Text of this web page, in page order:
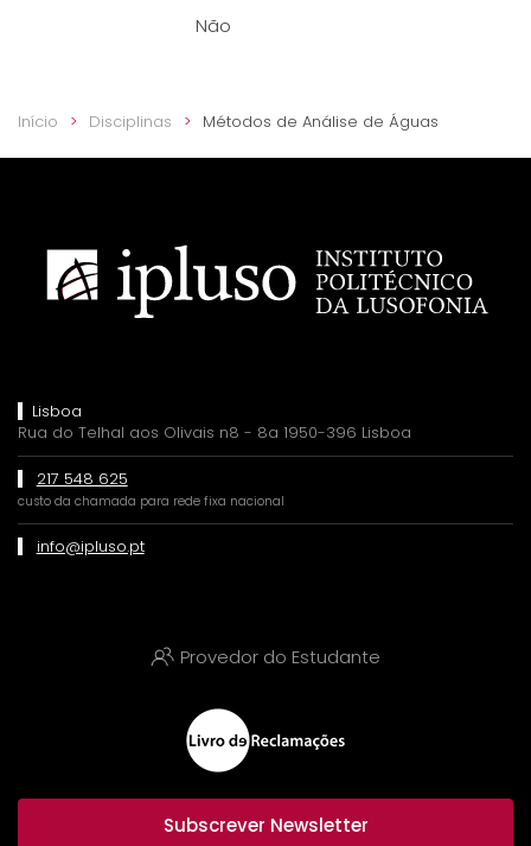
Não
Início Disciplinas Métodos de Análise de Águas
Lisboa
Rua do Telhal aos Olivais n8 - 8a 1950-396 Lisboa
217 548 625
custo da chamada para rede fixa nacional
info@ipluso.pt
Provedor do Estudante
Subscrever Newsletter